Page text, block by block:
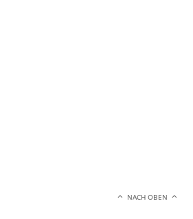
NACH OBEN